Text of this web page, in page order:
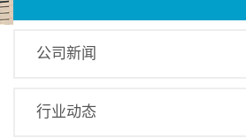
公司新闻
行业动态